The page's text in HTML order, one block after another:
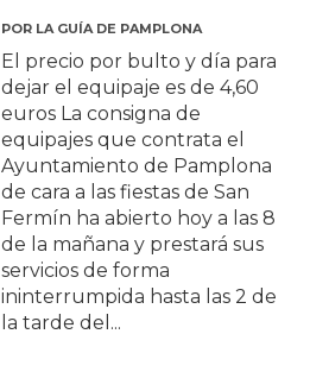
POR LA GUÍA DE PAMPLONA
El precio por bulto y día para
dejar el equipaje es de 4,60
euros La consigna de
equipajes que contrata el
Ayuntamiento de Pamplona
de cara a las fiestas de San
Fermín ha abierto hoy a las 8
de la mañana y prestará sus
servicios de forma
ininterrumpida hasta las 2 de
la tarde del...